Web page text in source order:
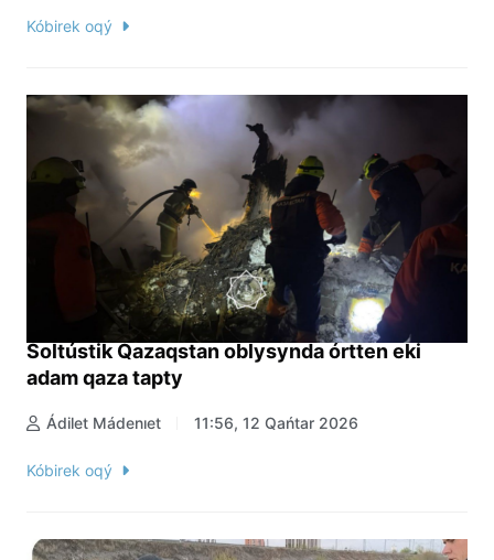
Kóbirek oqý
Soltústik Qazaqstan oblysynda órtten eki
adam qaza tapty
Ádilet Mádenıet 11:56, 12 Qańtar 2026
Kóbirek oqý